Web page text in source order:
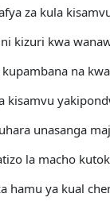
za kula
kizuri kwa
na
kisamvu
unasanga
la macho
hamu ya kual